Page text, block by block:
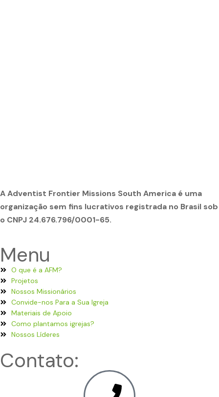
A Adventist Frontier Missions South America é uma
organização sem fins lucrativos registrada no Brasil sob
o CNPJ 24.676.796/0001-65.
Menu
O que é a AFM?
Projetos
Nossos Missionários
Convide-nos Para a Sua Igreja
Materiais de Apoio
Como plantamos igrejas?
Nossos Líderes
Contato: